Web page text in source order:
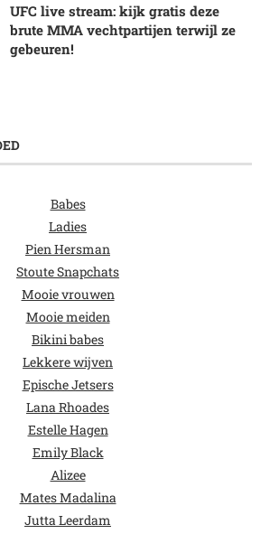
UFC live stream: kijk gratis deze
brute MMA vechtpartijen terwijl ze
gebeuren!
Babes
Ladies
Pien Hersman
Stoute Snapchats
Mooie vrouwen
Mooie meiden
Bikini babes
Lekkere wijven
Epische Jetsers
Lana Rhoades
Estelle Hagen
Emily Black
Alizee
Mates Madalina
Jutta Leerdam